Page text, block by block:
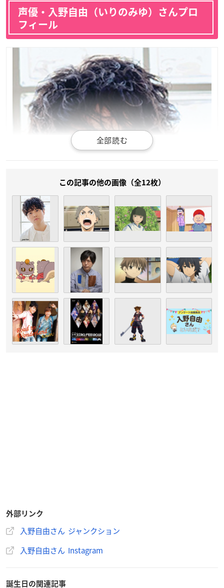
声優・入野自由（いりのみゆ）さんプロ
フィール
この記事の他の画像（全12枚）
外部リンク
入野自由さん ジャンクション
入野自由さん Instagram
誕生日の関連記事